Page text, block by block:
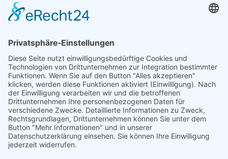
richtig, wenn
Sie Fachleute
Profilbearbeitung,
Abkanttechnik,
Schweißtechnik
oder
Baugruppenfertigung
suchen.
Ansprechpartner
79 - 0
metalltechnik.de
Linkedin
YouTube